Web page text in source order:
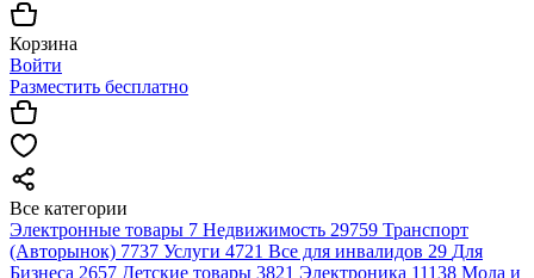
Корзина
Войти
Разместить бесплатно
Все категории
Электронные товары 7 Недвижимость 29759 Транспорт
(Авторынок) 7737 Услуги 4721 Все для инвалидов 29 Для
Бизнеса 2657 Детские товары 3821 Электроника 11138 Мода и